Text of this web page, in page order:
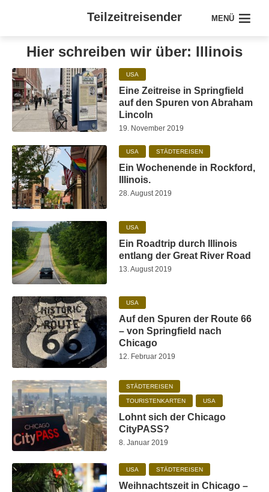
Teilzeitreisender MENÜ
Hier schreiben wir über: Illinois
USA
Eine Zeitreise in Springfield
auf den Spuren von Abraham
Lincoln
19. November 2019
USA STÄDTEREISEN
Ein Wochenende in Rockford,
Illinois.
28. August 2019
USA
Ein Roadtrip durch Illinois
entlang der Great River Road
13. August 2019
USA
Auf den Spuren der Route 66
– von Springfield nach
Chicago
12. Februar 2019
STÄDTEREISEN
TOURISTENKARTEN USA
Lohnt sich der Chicago
CityPASS?
8. Januar 2019
USA STÄDTEREISEN
Weihnachtszeit in Chicago –